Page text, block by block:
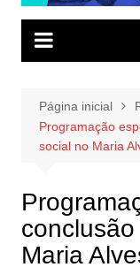
Página inicial
Programação
social no Maria
Maria